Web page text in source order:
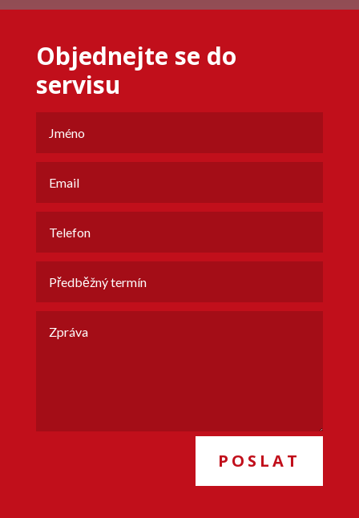
Objednejte se do
servisu
POSLAT